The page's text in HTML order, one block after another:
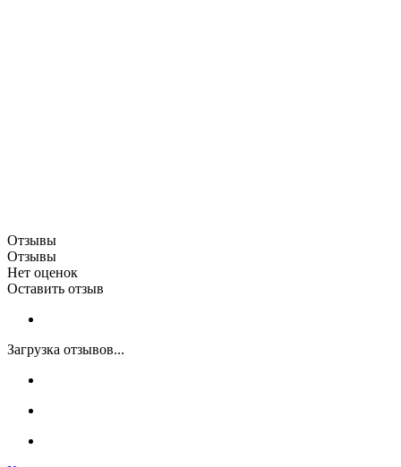
Отзывы
Отзывы
Нет оценок
Оставить отзыв
Загрузка отзывов...